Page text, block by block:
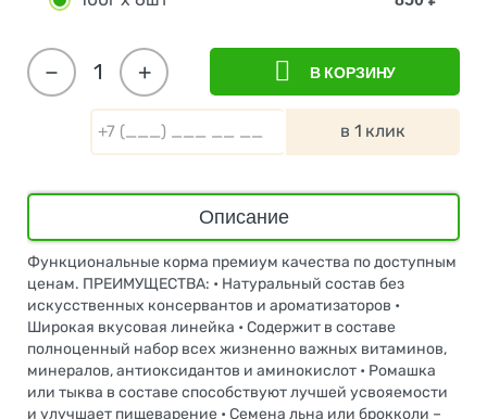
+
− В КОРЗИНУ
в 1 клик
Описание
Функциональные корма премиум качества по доступным
ценам. ПРЕИМУЩЕСТВА: • Натуральный состав без
искусственных консервантов и ароматизаторов •
Широкая вкусовая линейка • Содержит в составе
полноценный набор всех жизненно важных витаминов,
минералов, антиоксидантов и аминокислот • Ромашка
или тыква в составе способствуют лучшей усвояемости
и улучшает пищеварение • Семена льна или брокколи –